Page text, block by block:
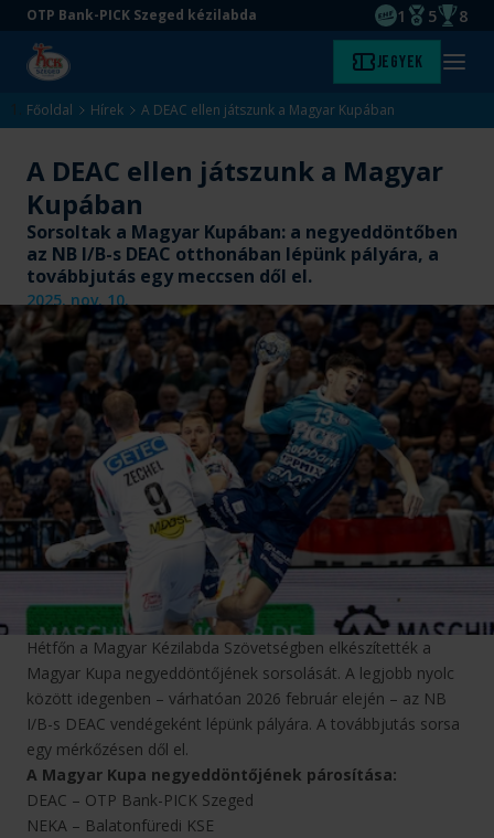
Ugrás
tartalomra
Ugrás
aljára
OTP Bank-PICK Szeged kézilabda
EHF
1
Magyar
5 8
Kezdőlap Jegyek Menü
Főoldal Hírek A DEAC ellen játszunk a Magyar Kupában
A DEAC ellen játszunk a Magyar
Kupában
Sorsoltak a Magyar Kupában: a negyeddöntőben
az NB I/B-s DEAC otthonában lépünk pályára, a
továbbjutás egy meccsen dől el.
2025. nov. 10.
Hétfőn a Magyar Kézilabda Szövetségben elkészítették a
Magyar Kupa negyeddöntőjének sorsolását. A legjobb nyolc
között idegenben – várhatóan 2026 február elején – az NB
I/B-s DEAC vendégeként lépünk pályára. A továbbjutás sorsa
egy mérkőzésen dől el.
A Magyar Kupa negyeddöntőjének párosítása:
DEAC – OTP Bank-PICK Szeged
NEKA – Balatonfüredi KSE